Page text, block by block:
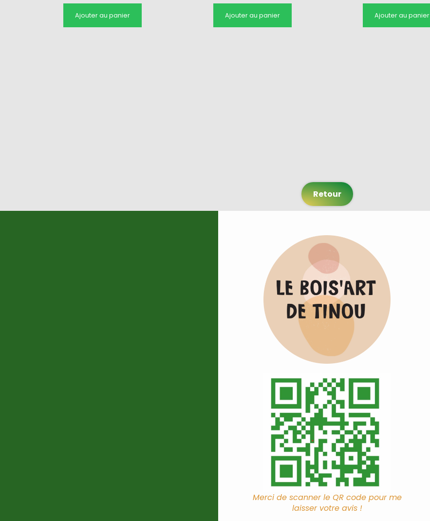
Ajouter au panier Ajouter au panier Ajouter au panier
Retour
Merci de scanner le QR code pour me
laisser votre avis !